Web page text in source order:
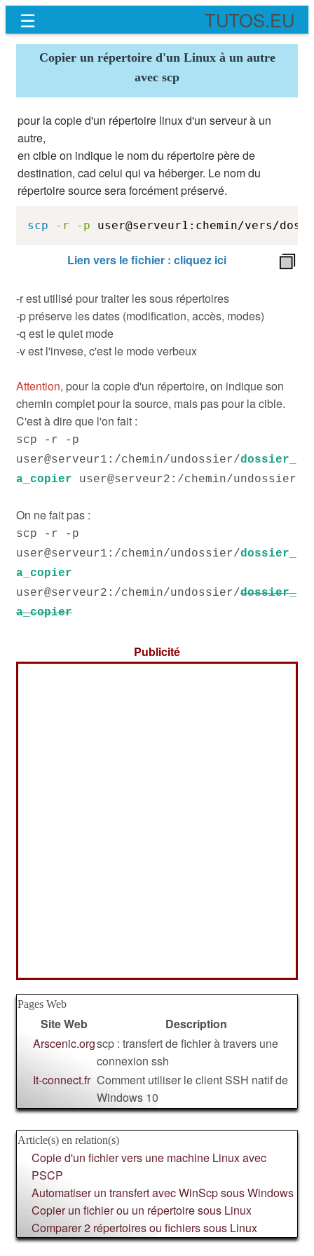
☰ TUTOS.EU
Copier un répertoire d'un Linux à un autre
avec scp
pour la copie d'un répertoire linux d'un serveur à un
autre,
en cible on indique le nom du répertoire père de
destination, cad celui qui va héberger. Le nom du
répertoire source sera forcément préservé.
scp -r -p user@serveur1:chemin/vers/
Lien vers le fichier : cliquez ici
-r est utilisé pour traiter les sous répertoires
-p préserve les dates (modification, accès, modes)
-q est le quiet mode
-v est l'invese, c'est le mode verbeux
Attention, pour la copie d'un répertoire, on indique son
chemin complet pour la source, mais pas pour la cible.
C'est à dire que l'on fait :
scp -r -p
user@serveur1:/chemin/undossier/dossier_
a_copier user@serveur2:/chemin/undossier
On ne fait pas :
scp -r -p
user@serveur1:/chemin/undossier/dossier_
a_copier
user@serveur2:/chemin/undossier/dossier_
a_copier
Publicité
Pages Web
Site Web
Description
Arscenic.orgscp : transfert de fichier à travers une
connexion ssh
It-connect.fr Comment utiliser le client SSH natif de
Windows 10
Article(s) en relation(s)
Copie d'un fichier vers une machine Linux avec
PSCP
Automatiser un transfert avec WinScp sous Windows
Copier un fichier ou un répertoire sous Linux
Comparer 2 répertoires ou fichiers sous Linux